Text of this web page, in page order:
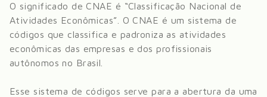
O significado de CNAE é “Classificação Nacional de
Atividades Econômicas”. O CNAE é um sistema de
códigos que classifica e padroniza as atividades
econômicas das empresas e dos profissionais
autônomos no Brasil.
Esse sistema de códigos serve para a abertura da uma